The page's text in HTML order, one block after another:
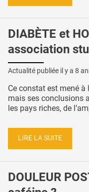
DIABÈTE et
association
Actualité publiée il y a 8
Ce constat est mené
mais ses conclusions
les pays riches, de
LIRE LA SUITE
DOULEUR